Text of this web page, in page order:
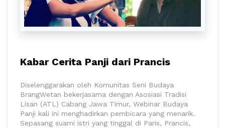
Kabar Cerita Panji dari Prancis
Diselenggarakan oleh Komunitas Seni Budaya
BrangWetan bekerjasama dengan Asosiasi Tradisi
Lisan (ATL) Cabang Jawa Timur, Webinar Budaya
Panji kali ini menghadirkan pembicara yang menarik.
Sepasang suami istri yang tinggal di Paris, Prancis,